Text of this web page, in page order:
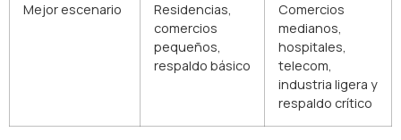
Mejor escenario
Residencias,
comercios
pequeños,
respaldo básico
Comercios
medianos,
hospitales,
telecom,
industria ligera y
respaldo crítico